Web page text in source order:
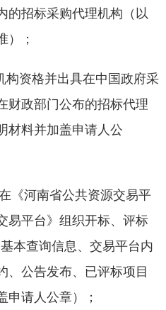
的招标采购代理机构（以
）；
构资格并出具在中国政府采
财政部门公布的招标代理
材料并加盖申请人公
《河南省公共资源交易平
易平台》组织开标、评标
本查询信息、交易平台内
、公告发布、已评标项目
申请人公章）；